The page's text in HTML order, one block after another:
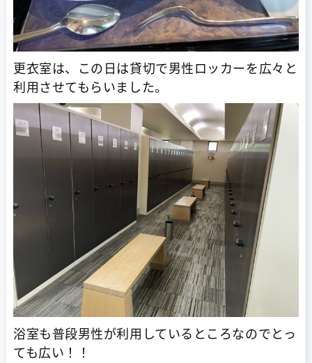
更衣室は、この日は貸切で男性ロッカーを広々と
利用させてもらいました。
浴室も普段男性が利用しているところなのでとっ
ても広い！！